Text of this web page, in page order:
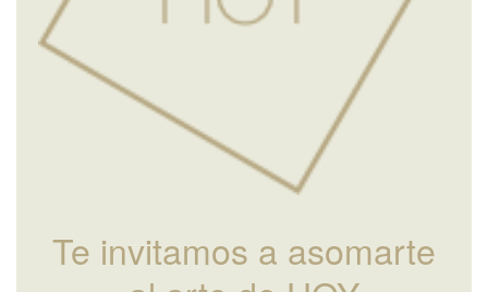
Te invitamos a asomarte